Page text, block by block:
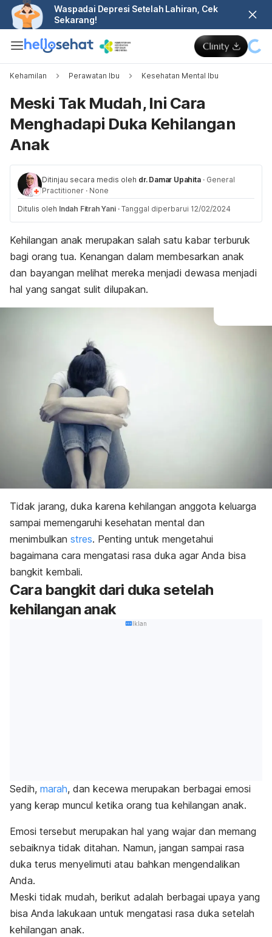
Waspadai Depresi Setelah Lahiran, Cek
Sekarang!
Kehamilan Perawatan Ibu Kesehatan Mental Ibu
Meski Tak Mudah, Ini Cara
Menghadapi Duka Kehilangan
Anak
Ditinjau secara medis oleh dr. Damar Upahita · General
Practitioner · None
Ditulis oleh Indah Fitrah Yani · Tanggal diperbarui 12/02/2024
Kehilangan anak merupakan salah satu kabar terburuk
bagi orang tua. Kenangan dalam membesarkan anak
dan bayangan melihat mereka menjadi dewasa menjadi
hal yang sangat sulit dilupakan.
Tidak jarang, duka karena kehilangan anggota keluarga
sampai memengaruhi kesehatan mental dan
menimbulkan stres. Penting untuk mengetahui
bagaimana cara mengatasi rasa duka agar Anda bisa
bangkit kembali.
Cara bangkit dari duka setelah
kehilangan anak
Iklan
Sedih, marah, dan kecewa merupakan berbagai emosi
yang kerap muncul ketika orang tua kehilangan anak.
Emosi tersebut merupakan hal yang wajar dan memang
sebaiknya tidak ditahan. Namun, jangan sampai rasa
duka terus menyelimuti atau bahkan mengendalikan
Anda.
Meski tidak mudah, berikut adalah berbagai upaya yang
bisa Anda lakukaan untuk mengatasi rasa duka setelah
kehilangan anak.